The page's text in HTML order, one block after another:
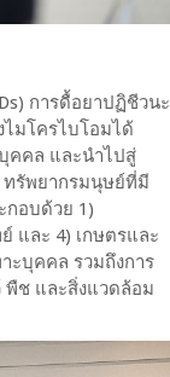
การดื้อยาปฏิชีวนะ
มโครไบโอมได้
คคล และนำไปสู่
ทรัพยากรมนุษย์ที่มี
กอบด้วย 1)
และ 4) เกษตรและ
ะบุคคล รวมถึงการ
พืช และสิ่งแวดล้อม